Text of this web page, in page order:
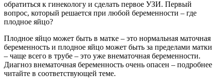
обратиться к гинекологу и сделать первое УЗИ. Первый
вопрос, который решается при любой беременности – где
плодное яйцо?
Плодное яйцо может быть в матке – это нормальная маточная
беременность и плодное яйцо может быть за пределами матки
– чаще всего в трубе – это уже внематочная беременности.
Диагноз внематочная беременность очень опасен – подробнее
читайте в соответствующей теме.